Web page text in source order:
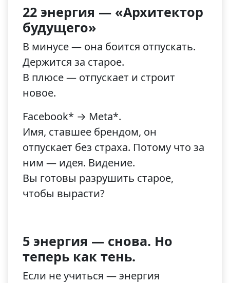
22 энергия — «Архитектор
будущего»
В минусе — она боится отпускать.
Держится за старое.
В плюсе — отпускает и строит
новое.
Facebook* → Meta*.
Имя, ставшее брендом, он
отпускает без страха. Потому что за
ним — идея. Видение.
Вы готовы разрушить старое,
чтобы вырасти?
5 энергия — снова. Но
теперь как тень.
Если не учиться — энергия